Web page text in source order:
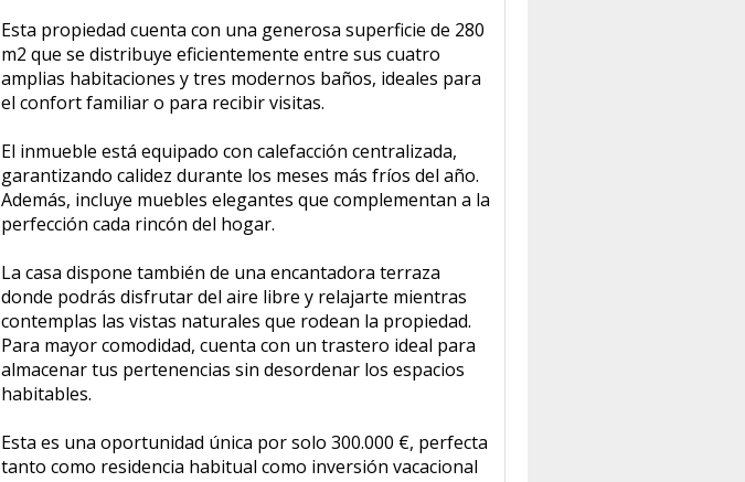
Esta propiedad cuenta con una generosa superficie de 280
m2 que se distribuye eficientemente entre sus cuatro
amplias habitaciones y tres modernos baños, ideales para
el confort familiar o para recibir visitas.
El inmueble está equipado con calefacción centralizada,
garantizando calidez durante los meses más fríos del año.
Además, incluye muebles elegantes que complementan a la
perfección cada rincón del hogar.
La casa dispone también de una encantadora terraza
donde podrás disfrutar del aire libre y relajarte mientras
contemplas las vistas naturales que rodean la propiedad.
Para mayor comodidad, cuenta con un trastero ideal para
almacenar tus pertenencias sin desordenar los espacios
habitables.
Esta es una oportunidad única por solo 300.000 €, perfecta
tanto como residencia habitual como inversión vacacional